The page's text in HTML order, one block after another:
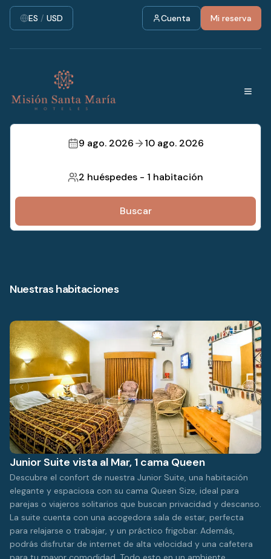
ES / USD Cuenta Mi reserva
9 ago. 2026 10 ago. 2026
2 huéspedes - 1 habitación
Buscar
Nuestras habitaciones
Junior Suite vista al Mar, 1 cama Queen
Descubre el confort de nuestra Junior Suite, una habitación
elegante y espaciosa con su cama Queen Size, ideal para
parejas o viajeros solitarios que buscan privacidad y descanso.
La suite cuenta con una acogedora sala de estar, perfecta
para relajarse o trabajar, y un práctico frigobar. Además,
podrás disfrutar de internet de alta velocidad y una cafetera